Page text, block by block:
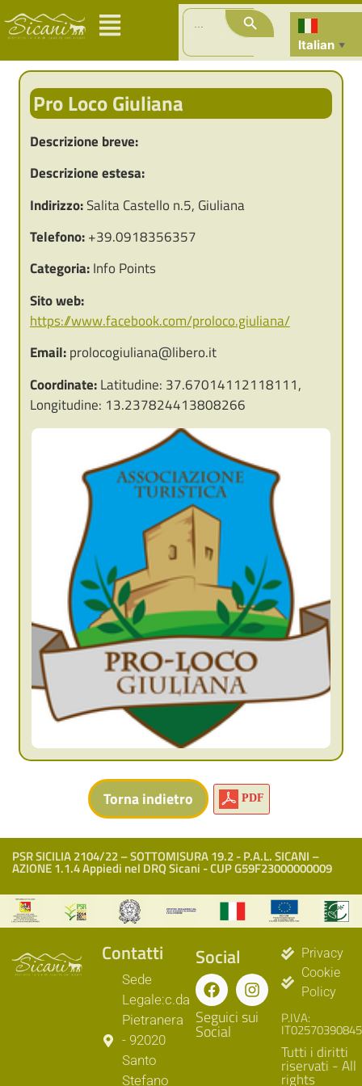
Search
for:
Search Button
Italian ▼
Pro Loco Giuliana
Descrizione breve:
Descrizione estesa:
Indirizzo:Salita Castello n.5, Giuliana
Telefono:+39.0918356357
Categoria:Info Points
Sito web:
https://www.facebook.com/proloco.giuliana/
Email:prolocogiuliana@libero.it
Coordinate:Latitudine: 37.67014112118111,
Longitudine: 13.237824413808266
PDF
PSR SICILIA 2104/22 – SOTTOMISURA 19.2 - P.A.L. SICANI –
AZIONE 1.1.4 Appiedi nel DRQ Sicani - CUP G59F23000000009
Contatti
Sede
Legale:c.da
Pietranera
- 92020
Santo
Stefano
Social
Seguici sui
Social
Privacy
Cookie
Policy
P.IVA:
IT02570390845
Tutti i diritti
riservati - All
rights